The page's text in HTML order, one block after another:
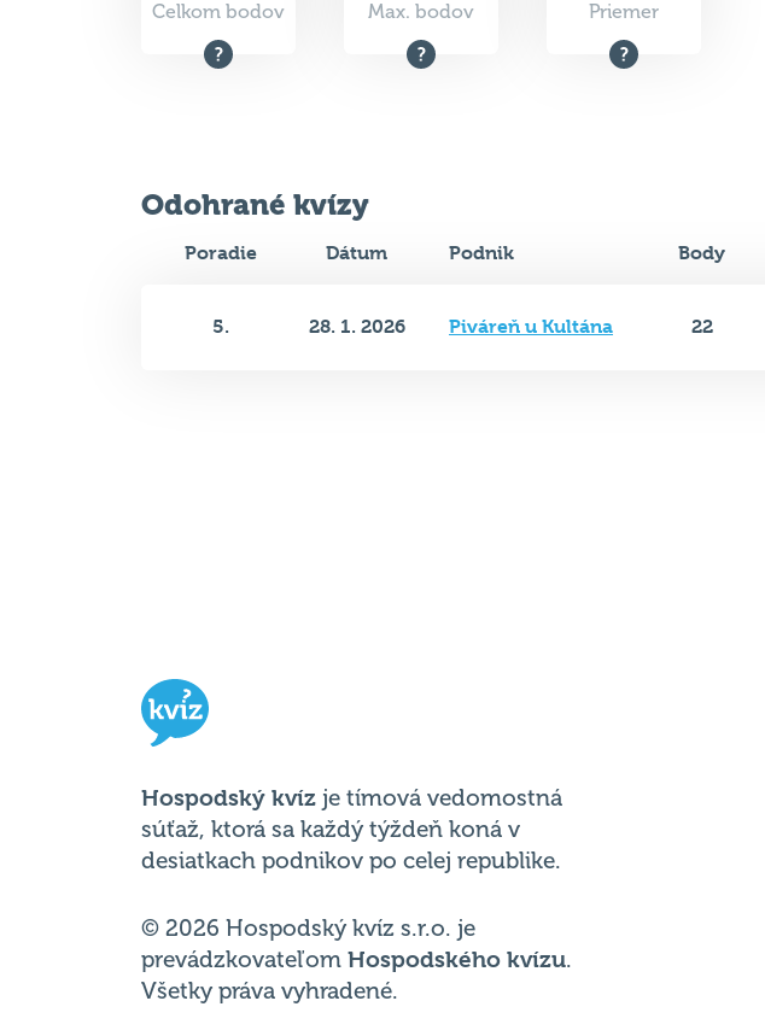
Celkom bodov Max. bodov Priemer
Odohrané kvízy
Poradie Dátum Podnik Body
5. 28. 1. 2026 Piváreň u Kultána 22
Hospodský kvíz je tímová vedomostná
súťaž, ktorá sa každý týždeň koná v
desiatkach podnikov po celej republike.
© 2026 Hospodský kvíz s.r.o. je
prevádzkovateľom Hospodského kvízu.
Všetky práva vyhradené.